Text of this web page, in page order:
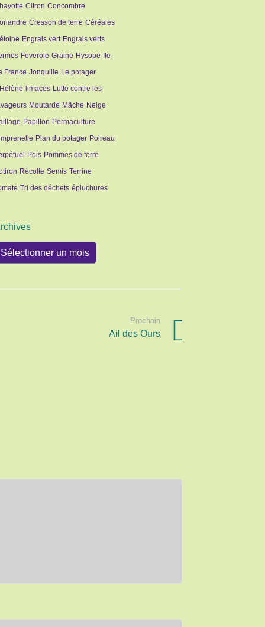
Citron Concombre
Cresson de terre Céréales
Engrais vert Engrais verts
Feverole Graine Hysope
Ile
France Jonquille Le potager
limaces Lutte contre les
Moutarde Mâche Neige
Papillon Permaculture
Plan du potager Poireau
Pois Pommes de terre
Récolte Semis Terrine
Tri des déchets épluchures
Prochain
Ail des Ours